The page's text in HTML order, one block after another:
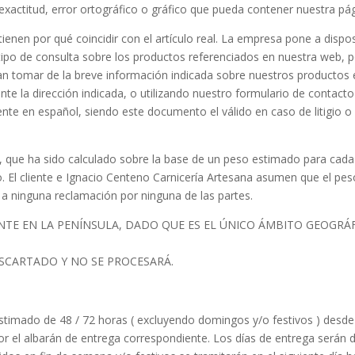
error ortográfico o gráfico que pueda contener nuestra
por qué coincidir con el artículo real. La empresa pone a
de consulta sobre los productos referenciados en nuestra web,
tomar de la breve información indicada sobre nuestros productos
la dirección indicada, o utilizando nuestro formulario de contacto
en español, siendo este documento el válido en caso de litigio o
ha sido calculado sobre la base de un peso estimado para
cliente e Ignacio Centeno Carnicería Artesana asumen que el
ninguna reclamación por ninguna de las partes.
EN LA PENÍNSULA, DADO QUE ES EL ÚNICO ÁMBITO
Y NO SE PROCESARÁ.
de 48 / 72 horas ( excluyendo domingos y/o festivos )
el albarán de entrega correspondiente. Los días de entrega serán